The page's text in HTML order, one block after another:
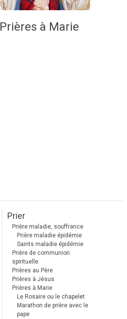
Prières à Marie
Prier
Prière maladie, souffrance
Prière maladie épidémie
Saints maladie épidémie
Prière de communion
spirituelle
Prières au Père
Prières à Jésus
Prières à Marie
Le Rosaire ou le chapelet
Marathon de prière avec le
pape